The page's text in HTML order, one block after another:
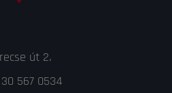
út 2.
567 0534